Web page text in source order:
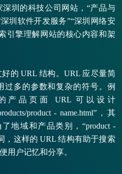
圳的科技公司网站，“产品与
圳软件开发服务”“深圳网络安
引擎理解网站的核心内容和架
的 URL 结构。URL 应尽量简
过多的参数和复杂的符号。例
产品页面 URL 可以设计
product - name.html”，其
了地域和产品类别，“product -
，这样的 URL 结构有助于搜索
用户记忆和分享。